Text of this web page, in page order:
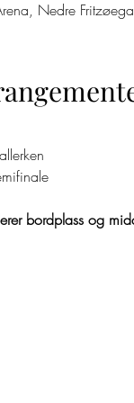
Nedre
bordplass og